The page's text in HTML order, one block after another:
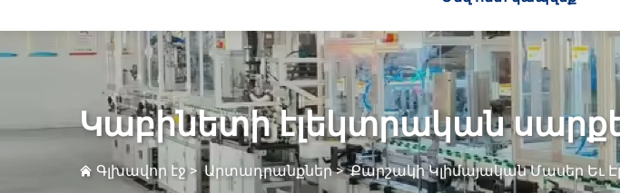
Կաբինետի էլեկտրական
Գլխավոր էջ>Արտադրանքներ>Քարշակի Կլիմայական Մասեր Եւ